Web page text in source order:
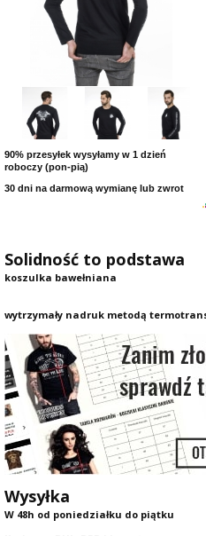
90% przesyłek wysyłamy w 1 dzień
roboczy (pon-pią)
30 dni na darmową wymianę lub zwrot
Solidność to podstawa
koszulka bawełniana
wytrzymały nadruk metodą
Wysyłka
W 48h od poniedziałku do piątku